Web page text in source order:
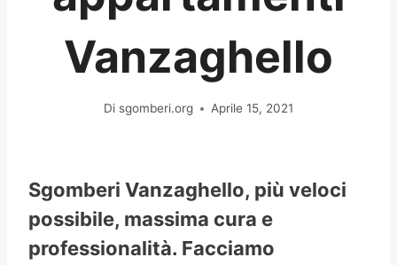
Vanzaghello
Di sgomberi.org Aprile 15, 2021
Sgomberi Vanzaghello, più veloci
possibile, massima cura e
professionalità. Facciamo